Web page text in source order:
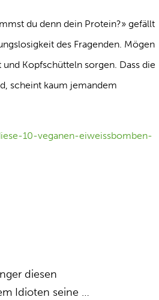
du denn dein Protein?» gefällt
des Fragenden. Mögen
Kopfschütteln sorgen. Dass die
scheint kaum jemandem
10-veganen-eiweissbomben-
diesen
Idioten seine …